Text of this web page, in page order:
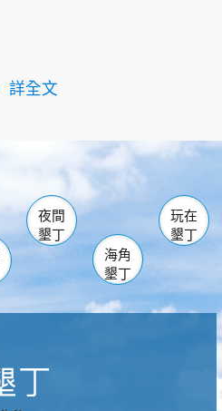
詳全文
南仁湖
佳樂水
森林遊樂區
墾管處遊客中心
社頂公園 風吹沙
船帆石 龍磐公園
香蕉灣
砂島
鵝鑾鼻
夜間
墾丁
海角
墾丁
玩在
墾丁